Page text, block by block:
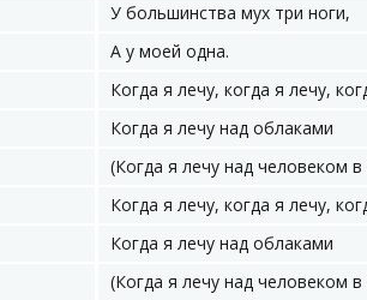
У большинства мух три ноги,
А у моей одна.
Когда я лечу, когда я лечу,
Когда я лечу над облаками
(Когда я лечу над человеком
Когда я лечу, когда я лечу,
Когда я лечу над облаками
(Когда я лечу над человеком